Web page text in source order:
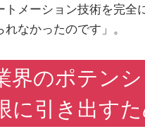
トメーション技術を完全
なかったのです」。
界のポテン
に引き出す